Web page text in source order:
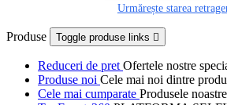
Urmărește starea
Produse Toggle produse links 
Reduceri de pret Ofertele nostre
Produse noi Cele mai noi dintre
Cele mai cumparate Produsele